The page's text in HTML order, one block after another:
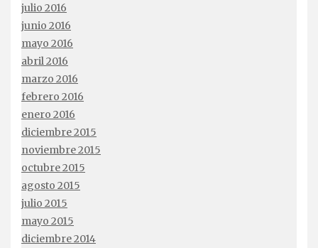
julio 2016
junio 2016
mayo 2016
abril 2016
marzo 2016
febrero 2016
enero 2016
diciembre 2015
noviembre 2015
octubre 2015
agosto 2015
julio 2015
mayo 2015
diciembre 2014